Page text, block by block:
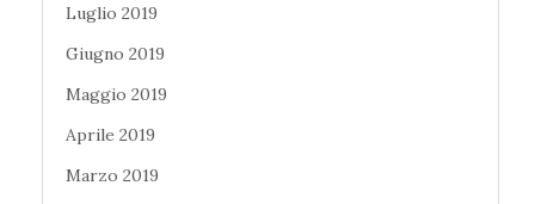
Luglio 2019
Giugno 2019
Maggio 2019
Aprile 2019
Marzo 2019